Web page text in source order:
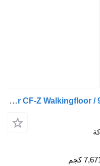
Kraker CF-Z Walkingfloor / 92 M3 / 1x Lift Axle / BPW + Disc